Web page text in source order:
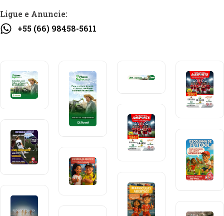
Ligue e Anuncie:
+55 (66) 98458-5611